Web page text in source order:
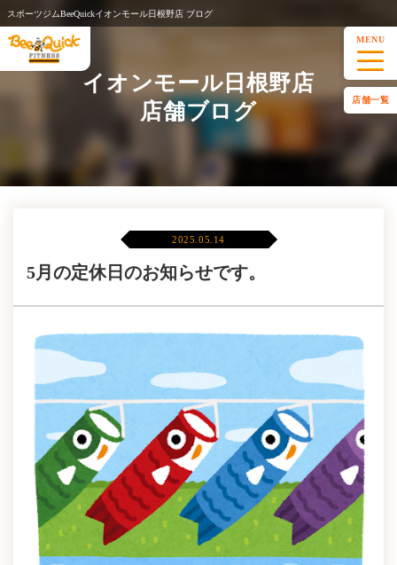
スポーツジムBeeQuickイオンモール日根野店 ブログ
MENU
店舗一覧
イオンモール日根野店
店舗ブログ
2025.05.14
5月の定休日のお知らせです。